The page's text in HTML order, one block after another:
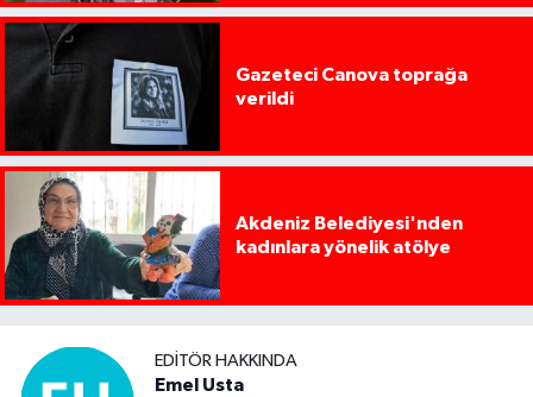
Gazeteci Canova toprağa
verildi
Akdeniz Belediyesi'nden
kadınlara yönelik atölye
EDITÖR HAKKINDA
Emel Usta